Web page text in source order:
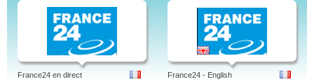
France24 en direct France24 - English